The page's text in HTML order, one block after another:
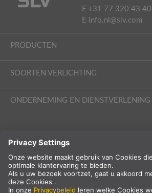
F +31 77 320 43 40
E info.nl@slv.com
PRODUCTEN
SOORTEN VERLICHTING
ONDERNEMING EN DIENSTVERLENING